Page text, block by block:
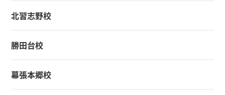
北習志野校
勝田台校
幕張本郷校